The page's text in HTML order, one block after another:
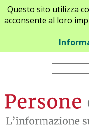
Questo sito utilizza
acconsente al loro
Chi siamo